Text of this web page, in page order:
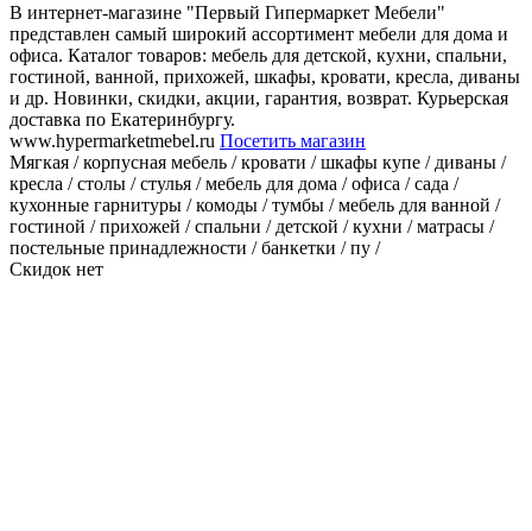
В интернет-магазине "Первый Гипермаркет Мебели"
представлен самый широкий ассортимент мебели для дома и
офиса. Каталог товаров: мебель для детской, кухни, спальни,
гостиной, ванной, прихожей, шкафы, кровати, кресла, диваны
и др. Новинки, скидки, акции, гарантия, возврат. Курьерская
доставка по Екатеринбургу.
www.hypermarketmebel.ru Посетить магазин
Мягкая / корпусная мебель / кровати / шкафы купе / диваны /
кресла / столы / стулья / мебель для дома / офиса / сада /
кухонные гарнитуры / комоды / тумбы / мебель для ванной /
гостиной / прихожей / спальни / детской / кухни / матрасы /
постельные принадлежности / банкетки / пу /
Скидок нет